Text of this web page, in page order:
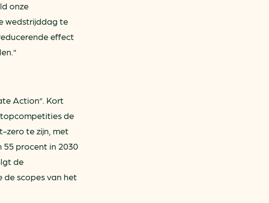
onze
wedstrijddag te
effect
Action”. Kort
de
zero te zijn, met
55 procent in 2030
de
de scopes van het